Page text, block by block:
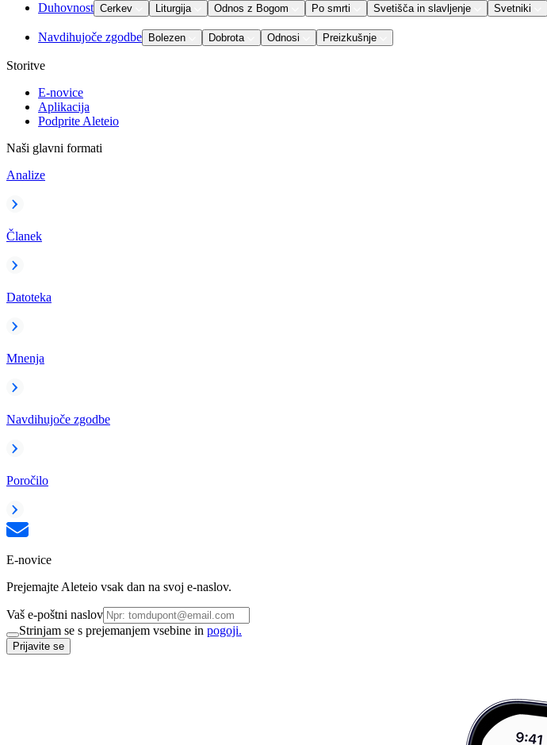
Duhovnost Cerkev Liturgija Odnos z Bogom Po smrti Svetišča in slavljenje Svetniki
Navdihujoče zgodbe Bolezen Dobrota Odnosi Preizkušnje
Storitve
E-novice
Aplikacija
Podprite Aleteio
Naši glavni formati
Analize
Članek
Datoteka
Mnenja
Navdihujoče zgodbe
Poročilo
E-novice
Prejemajte Aleteio vsak dan na svoj e-naslov.
Vaš e-poštni naslov
Strinjam se s prejemanjem vsebine in pogoji.
Prijavite se